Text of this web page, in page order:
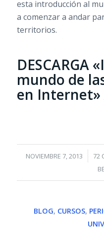
esta introducción al
a comenzar a andar
territorios.
DESCARGA
mundo de
en Internet»
NOVIEMBRE 7, 2013
/ 72
BLOG, CURSOS,